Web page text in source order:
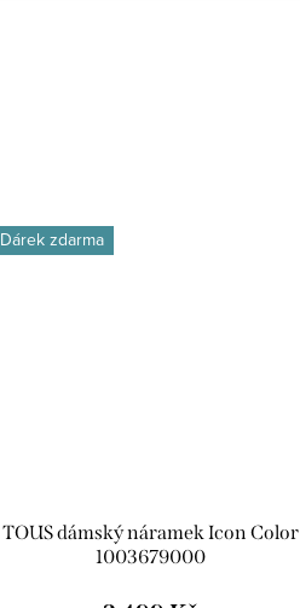
Dárek zdarma
TOUS dámský náramek Icon Color
1003679000